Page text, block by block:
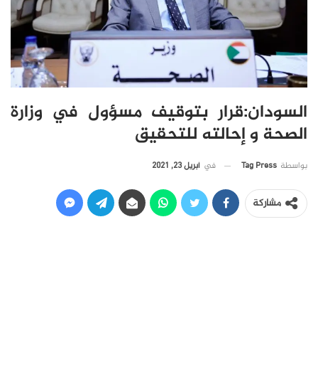
السودان:قرار بتوقيف مسؤول في وزارة
الصحة و إحالته للتحقيق
بواسطة Tag Press في أبريل 23, 2021
مشاركة